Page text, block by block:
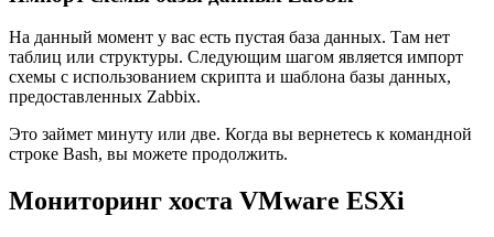
На данный момент у вас есть пустая база данных. Там нет
таблиц или структуры. Следующим шагом является импорт
схемы с использованием скрипта и шаблона базы данных,
предоставленных Zabbix.
Это займет минуту или две. Когда вы вернетесь к командной
строке Bash, вы можете продолжить.
Мониторинг хоста VMware ESXi